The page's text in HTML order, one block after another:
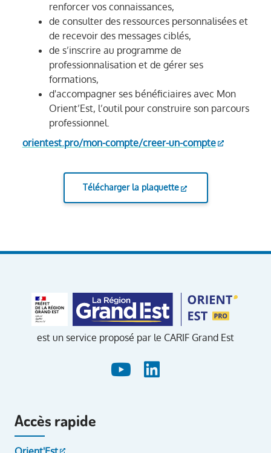
renforcer vos connaissances,
de consulter des ressources personnalisées et
de recevoir des messages ciblés,
de s’inscrire au programme de
professionnalisation et de gérer ses
formations,
d'accompagner ses bénéficiaires avec Mon
Orient’Est, l’outil pour construire son parcours
professionnel.
orientest.pro/mon-compte/creer-un-compte
Télécharger la plaquette
est un service proposé par le CARIF Grand Est
Accès rapide